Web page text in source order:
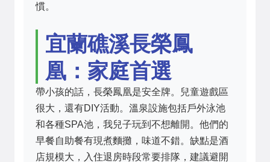
慣。
宜蘭礁溪長榮鳳
凰：家庭首選
帶小孩的話，長榮鳳凰是安全牌。兒童遊戲區
很大，還有DIY活動。溫泉設施包括戶外泳池
和各種SPA池，我兒子玩到不想離開。他們的
早餐自助餐有現煮麵攤，味道不錯。缺點是酒
店規模大，入住退房時段常要排隊，建議避開